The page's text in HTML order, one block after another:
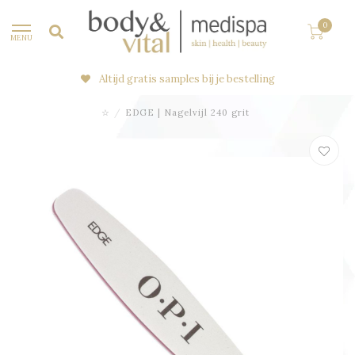
MENU
0
Altijd gratis samples bij je bestelling
☆ / EDGE | Nagelvijl 240 grit